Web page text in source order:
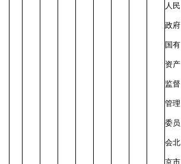
人民
政府
国有
资产
监督
管理
委员
会北
京市